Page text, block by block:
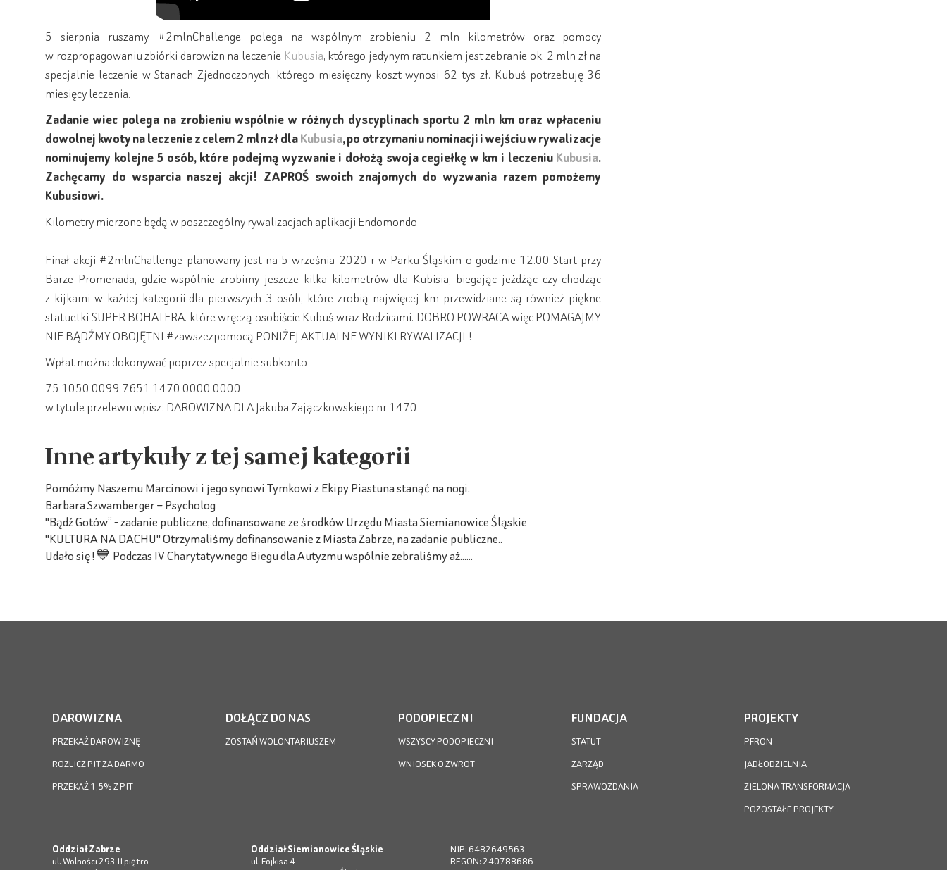
5 sierpnia ruszamy, #2mlnChallenge polega na wspólnym zrobieniu 2 mln kilometrów oraz pomocy
w rozpropagowaniu zbiórki darowizn na leczenie Kubusia, którego jedynym ratunkiem jest zebranie ok. 2 mln zł na
specjalnie leczenie w Stanach Zjednoczonych, którego miesięczny koszt wynosi 62 tys zł. Kubuś potrzebuję 36
miesięcy leczenia.
Zadanie wiec polega na zrobieniu wspólnie w różnych dyscyplinach sportu 2 mln km oraz wpłaceniu
dowolnej kwoty na leczenie z celem 2 mln zł dlaKubusia, po otrzymaniu nominacji i wejściu w rywalizacje
nominujemy kolejne 5 osób, które podejmą wyzwanie i dołożą swoja cegiełkę w km i leczeniu Kubusia.
Zachęcamy do wsparcia naszej akcji! ZAPROŚ swoich znajomych do wyzwania razem pomożemy
Kubusiowi.
Kilometry mierzone będą w poszczególny rywalizacjach aplikacji Endomondo
Finał akcji #2mlnChallenge planowany jest na 5 września 2020 r w Parku Śląskim o godzinie 12.00 Start przy
Barze Promenada, gdzie wspólnie zrobimy jeszcze kilka kilometrów dla Kubisia, biegając jeżdżąc czy chodząc
z kijkami w każdej kategorii dla pierwszych 3 osób, które zrobią najwięcej km przewidziane są również piękne
statuetki SUPER BOHATERA. które wręczą osobiście Kubuś wraz Rodzicami. DOBRO POWRACA więc POMAGAJMY
NIE BĄDŹMY OBOJĘTNI #zawszezpomocą PONIŻEJ AKTUALNE WYNIKI RYWALIZACJI !
Wpłat można dokonywać poprzez specjalnie subkonto
75 1050 0099 7651 1470 0000 0000
w tytule przelewu wpisz: DAROWIZNA DLA Jakuba Zajączkowskiego nr 1470
Inne artykuły z tej samej kategorii
Pomóżmy Naszemu Marcinowi i jego synowi Tymkowi z Ekipy Piastuna stanąć na nogi.
Barbara Szwamberger – Psycholog
"Bądź Gotów” - zadanie publiczne, dofinansowane ze środków Urzędu Miasta Siemianowice Śląskie
"KULTURA NA DACHU" Otrzymaliśmy dofinansowanie z Miasta Zabrze, na zadanie publiczne..
Udało się!💙 Podczas IV Charytatywnego Biegu dla Autyzmu wspólnie zebraliśmy aż......
DAROWIZNA
PRZEKAŻ DAROWIZNĘ
ROZLICZ PIT ZA DARMO
PRZEKAŻ 1,5% Z PIT
DOŁĄCZ DO NAS
ZOSTAŃ WOLONTARIUSZEM
PODOPIECZNI
WSZYSCY PODOPIECZNI
WNIOSEK O ZWROT
FUNDACJA
STATUT
ZARZĄD
SPRAWOZDANIA
PROJEKTY
PFRON
JADŁODZIELNIA
ZIELONA TRANSFORMACJA
POZOSTAŁE PROJEKTY
Oddział Zabrze
ul. Wolności 293 II piętro
Oddział Siemianowice Śląskie
ul. Fojkisa 4
NIP: 6482649563
REGON: 240788686